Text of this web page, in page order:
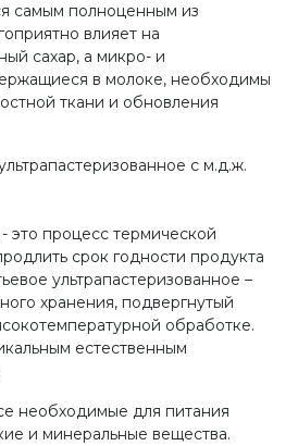
самым полноценным из
влияет на
сахар, а микро- и
в молоке, необходимы
ткани и обновления
это процесс термической
срок годности продукта
ультрапастеризованное –
хранения, подвергнутый
обработке.
естественным
необходимые для питания
и минеральные вещества.